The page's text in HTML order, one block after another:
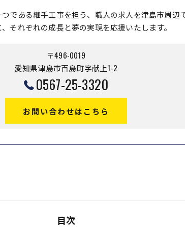
である継手工事を担う、職人の求人を津島市周辺
それぞれの成長と夢の実現を応援いたします。
〒496-0019
愛知県津島市百島町字献上1-2
0567-25-3320
お問い合わせはこちら
目次